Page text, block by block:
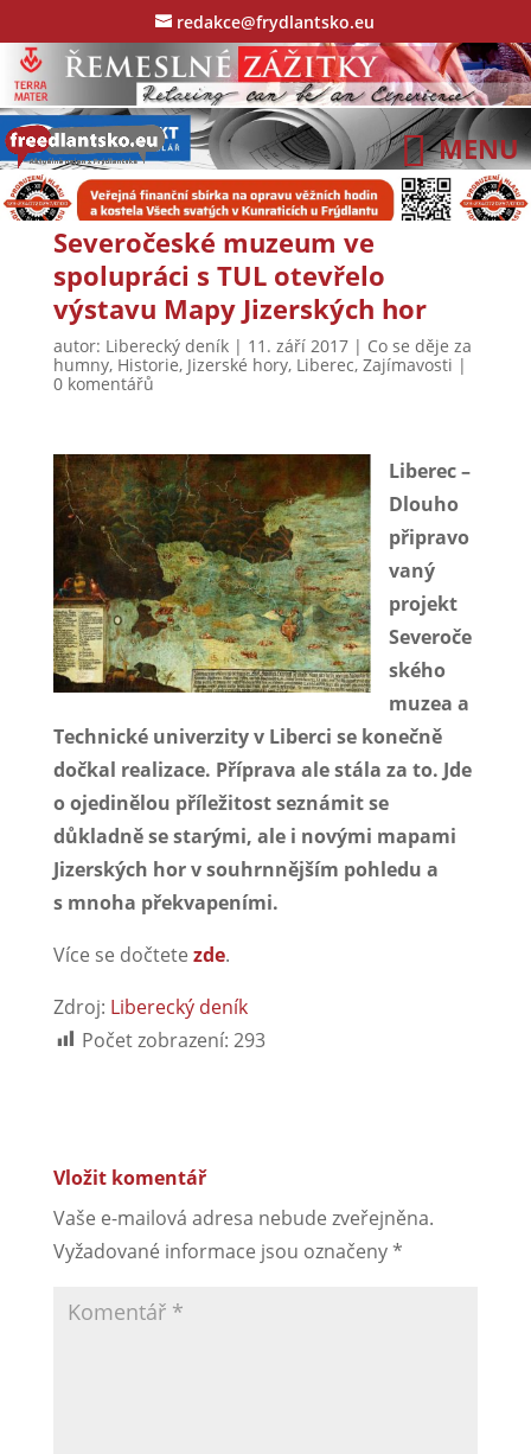
redakce@frydlantsko.eu
Severočeské muzeum ve
spolupráci s TUL otevřelo
výstavu Mapy Jizerských hor
autor: Liberecký deník| 11. září 2017| Co se děje za
humny, Historie, Jizerské hory, Liberec, Zajímavosti |
0 komentářů
Liberec –
Dlouho
připravo
vaný
projekt
Severoče
ského
muzea a
Technické univerzity v Liberci se konečně
dočkal realizace. Příprava ale stála za to. Jde
o ojedinělou příležitost seznámit se
důkladně se starými, ale i novými mapami
Jizerských hor v souhrnnějším pohledu a
s mnoha překvapeními.
Více se dočtete zde.
Zdroj: Liberecký deník
Počet zobrazení: 293
Vložit komentář
Vaše e-mailová adresa nebude zveřejněna.
Vyžadované informace jsou označeny*